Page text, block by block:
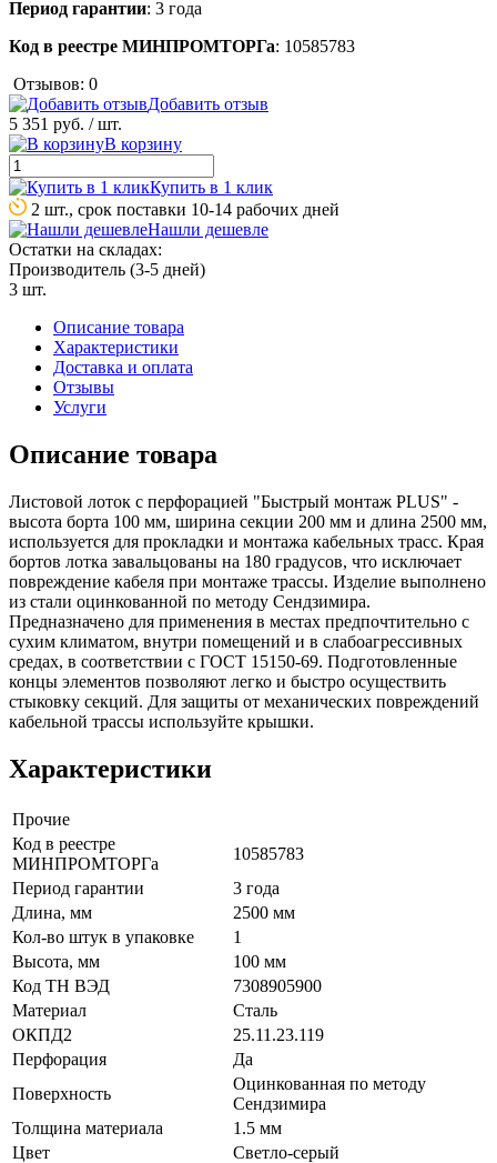
Период гарантии: 3 года
Код в реестре МИНПРОМТОРГа: 10585783
Отзывов: 0
Добавить отзыв
5 351 руб. / шт.
В корзину
Купить в 1 клик
2 шт., срок поставки 10-14 рабочих дней
Нашли дешевле
Остатки на складах:
Производитель (3-5 дней)
3 шт.
Описание товара
Характеристики
Доставка и оплата
Отзывы
Услуги
Описание товара
Листовой лоток с перфорацией "Быстрый монтаж PLUS" -
высота борта 100 мм, ширина секции 200 мм и длина 2500 мм,
используется для прокладки и монтажа кабельных трасс. Края
бортов лотка завальцованы на 180 градусов, что исключает
повреждение кабеля при монтаже трассы. Изделие выполнено
из стали оцинкованной по методу Сендзимира.
Предназначено для применения в местах предпочтительно с
сухим климатом, внутри помещений и в слабоагрессивных
средах, в соответствии с ГОСТ 15150-69. Подготовленные
концы элементов позволяют легко и быстро осуществить
стыковку секций. Для защиты от механических повреждений
кабельной трассы используйте крышки.
Характеристики
Прочие
Код в реестре
МИНПРОМТОРГа
10585783
Период гарантии
3 года
Длина, мм
2500 мм
Кол-во штук в упаковке
1
Высота, мм
100 мм
Код ТН ВЭД
7308905900
Материал
Сталь
ОКПД2
25.11.23.119
Перфорация
Да
Поверхность
Оцинкованная по методу
Сендзимира
Толщина материала
1.5 мм
Цвет
Светло-серый